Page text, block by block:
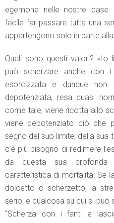
egemone nelle nostre
facile far passare tutta una
appartengono solo in parte
Quali sono questi valori?
può scherzare anche con
esorcizzata e dunque
depotenziata, resa quasi
come tale, viene ridotta allo
viene depotenziato ciò che
segno del suo limite, della sua
c’è più bisogno di redimere
da questa sua profonda
caratteristica di mortalità. Se
dolcetto o scherzetto, la
serio, è qualcosa su cui si può
“Scherza con i fanti e